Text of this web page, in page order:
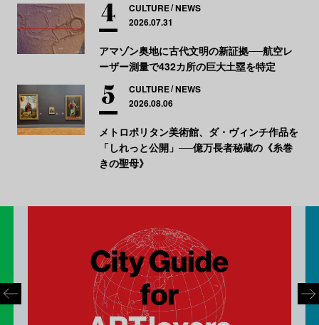
CULTURE NEWS
2026.07.31
アマゾン奥地に古代文明の新証拠──航空レ
ーザー測量で432カ所の巨大土塁を特定
CULTURE NEWS
2026.08.06
メトロポリタン美術館、ダ・ヴィンチ作品を
「しれっと公開」──億万長者秘蔵の《糸巻
きの聖母》